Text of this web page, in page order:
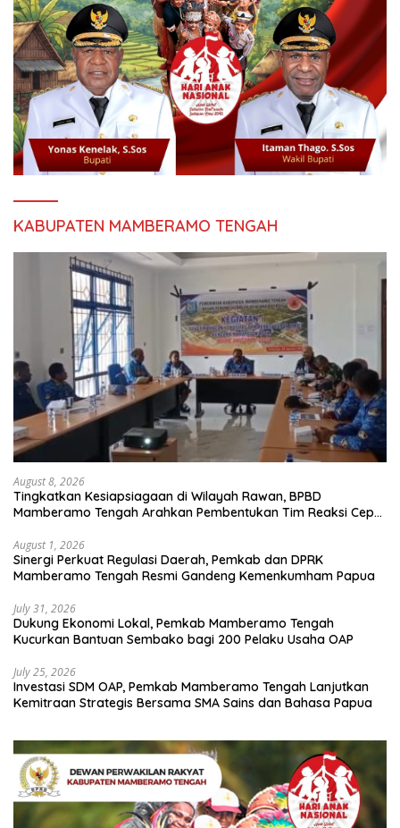
KABUPATEN MAMBERAMO TENGAH
August 8, 2026
Tingkatkan Kesiapsiagaan di Wilayah Rawan, BPBD
Mamberamo Tengah Arahkan Pembentukan Tim Reaksi Cepat
August 1, 2026
Sinergi Perkuat Regulasi Daerah, Pemkab dan DPRK
Mamberamo Tengah Resmi Gandeng Kemenkumham Papua
July 31, 2026
Dukung Ekonomi Lokal, Pemkab Mamberamo Tengah
Kucurkan Bantuan Sembako bagi 200 Pelaku Usaha OAP
July 25, 2026
Investasi SDM OAP, Pemkab Mamberamo Tengah Lanjutkan
Kemitraan Strategis Bersama SMA Sains dan Bahasa Papua